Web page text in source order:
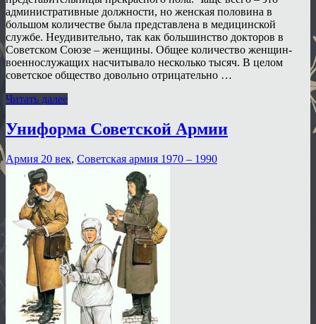
административные должности, но женская половина в
большом количестве была представлена в медицинской
службе. Неудивительно, так как большинство докторов в
Советском Союзе – женщины. Общее количество женщин-
военнослужащих насчитывало несколько тысяч. В целом
советское общество довольно отрицательно …
Читать далее
Униформа Советской Армии
Армия 20 век, Советская армия 1970 – 1990